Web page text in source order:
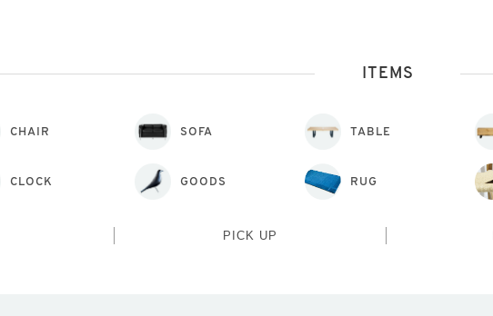
ITEMS
CHAIR SOFA TABLE
CLOCK GOODS RUG
PICK UP